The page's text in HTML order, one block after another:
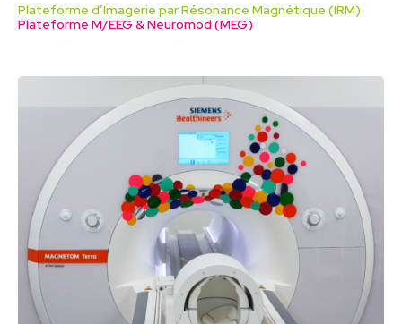
Plateforme d’Imagerie par Résonance Magnétique (IRM)
Plateforme M/EEG & Neuromod (MEG)